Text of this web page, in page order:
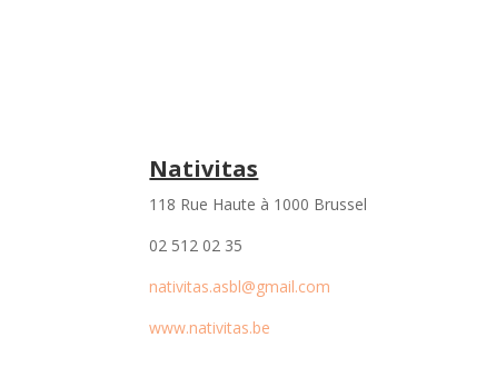
Nativitas
118 Rue Haute à 1000 Brussel
02 512 02 35
nativitas.asbl@gmail.com
www.nativitas.be